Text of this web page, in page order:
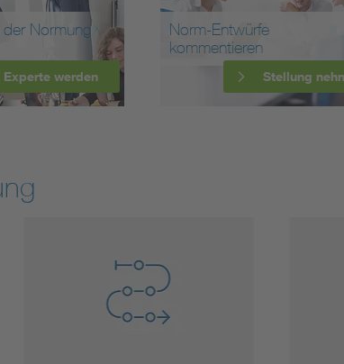
Normung
Experte werden
Norm-Entwürfe
kommentieren
Stellung